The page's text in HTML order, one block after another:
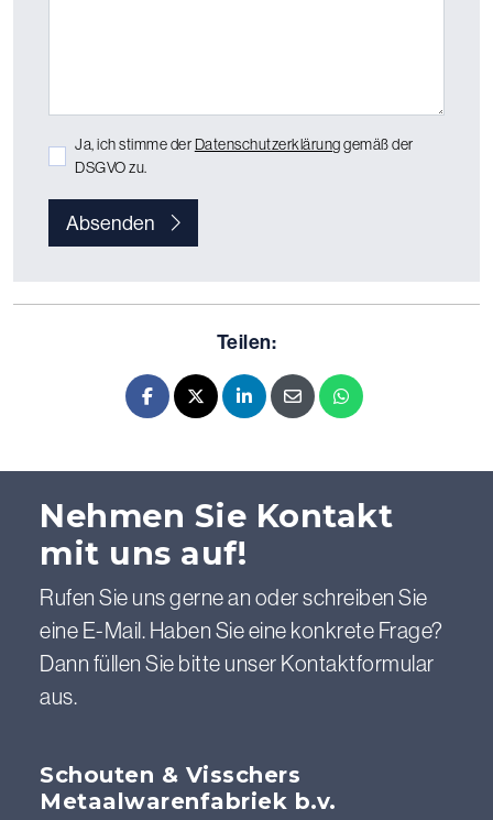
Ja, ich stimme derDatenschutzerklärunggemäß der
DSGVO zu.
Absenden
Teilen:
FacebookX - TwitterLinkedInE-mailWhatsapp
Nehmen Sie Kontakt
mit uns auf!
Rufen Sie uns gerne an oder schreiben Sie
eine E-Mail. Haben Sie eine konkrete Frage?
Dann füllen Sie bitte unser Kontaktformular
aus.
Schouten & Visschers
Metaalwarenfabriek b.v.